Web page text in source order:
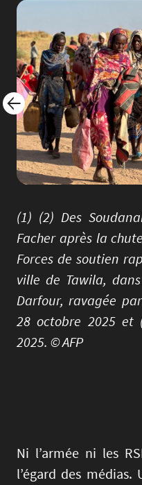
Image
(1) (2) Des
Facher après la
Forces de soutien
ville de Tawila,
Darfour, ravagée
28 octobre 2025 et
2025. © AFP
Ni l’armée ni les
l’égard des médias.